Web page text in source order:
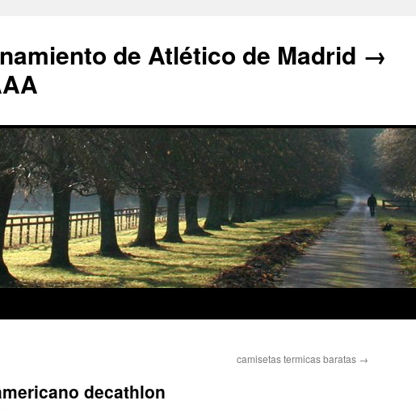
de Atlético de Madrid →
camisetas termicas baratas →
decathlon